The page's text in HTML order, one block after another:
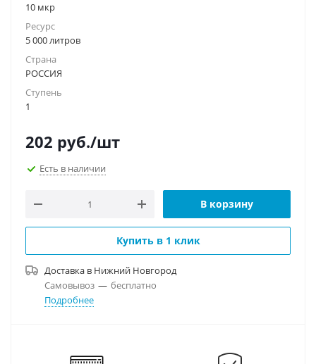
10 мкр
Ресурс
5 000 литров
Страна
РОССИЯ
Ступень
1
202 руб./шт
Есть в наличии
В корзину
Купить в 1 клик
Доставка в Нижний Новгород
Самовывоз — бесплатно
Подробнее